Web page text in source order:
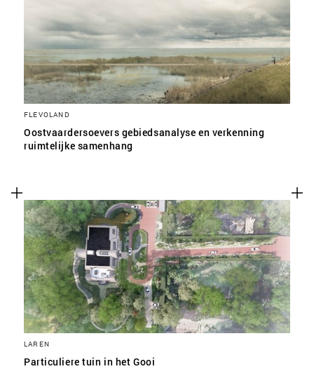
FLEVOLAND
Oostvaardersoevers gebiedsanalyse en verkenning
ruimtelijke samenhang
LAREN
Particuliere tuin in het Gooi
SLA VOORKEUREN OP